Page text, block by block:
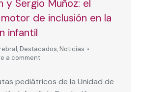
y Sergio Muñoz: el
de inclusión en la
infantil
, Destacados, Noticias
a comment
pediátricos de la Unidad de